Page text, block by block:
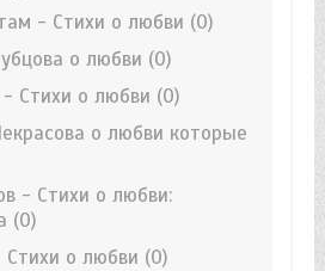
- Стихи о любви (0)
о любви (0)
Стихи о любви (0)
о любви которые
- Стихи о любви:
(0)
о любви (0)